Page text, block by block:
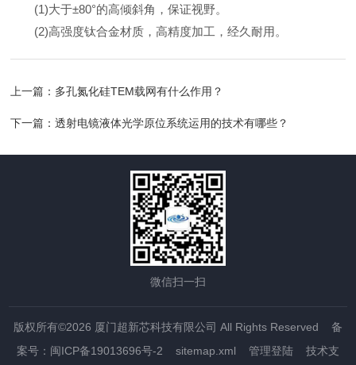
(1)大于±80°的高倾斜角，保证视野。
(2)高强度钛合金材质，高精度加工，经久耐用。
上一篇： 多孔氮化硅TEM载网有什么作用？
下一篇：透射电镜液体光学原位系统运用的技术有哪些？
微信扫一扫
版权所有©2026 厦门超新芯科技有限公司 All Rights Reserved 备
案号：闽ICP备19013696号-2
sitemap.xml 管理登陆 技术支